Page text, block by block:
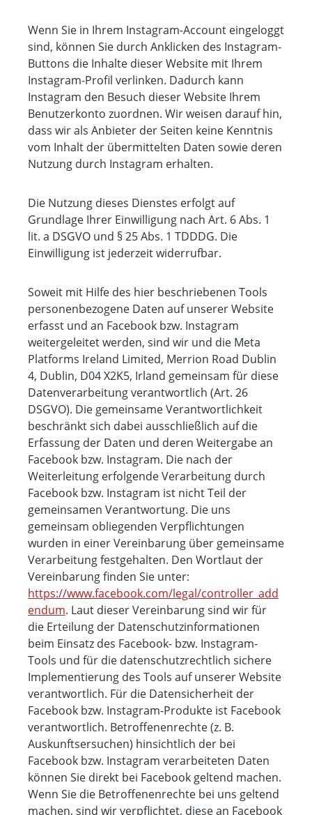
Wenn Sie in Ihrem Instagram-Account eingeloggt
sind, können Sie durch Anklicken des Instagram-
Buttons die Inhalte dieser Website mit Ihrem
Instagram-Profil verlinken. Dadurch kann
Instagram den Besuch dieser Website Ihrem
Benutzerkonto zuordnen. Wir weisen darauf hin,
dass wir als Anbieter der Seiten keine Kenntnis
vom Inhalt der übermittelten Daten sowie deren
Nutzung durch Instagram erhalten.
Die Nutzung dieses Dienstes erfolgt auf
Grundlage Ihrer Einwilligung nach Art. 6 Abs. 1
lit. a DSGVO und § 25 Abs. 1 TDDDG. Die
Einwilligung ist jederzeit widerrufbar.
Soweit mit Hilfe des hier beschriebenen Tools
personenbezogene Daten auf unserer Website
erfasst und an Facebook bzw. Instagram
weitergeleitet werden, sind wir und die Meta
Platforms Ireland Limited, Merrion Road Dublin
4, Dublin, D04 X2K5, Irland gemeinsam für diese
Datenverarbeitung verantwortlich (Art. 26
DSGVO). Die gemeinsame Verantwortlichkeit
beschränkt sich dabei ausschließlich auf die
Erfassung der Daten und deren Weitergabe an
Facebook bzw. Instagram. Die nach der
Weiterleitung erfolgende Verarbeitung durch
Facebook bzw. Instagram ist nicht Teil der
gemeinsamen Verantwortung. Die uns
gemeinsam obliegenden Verpflichtungen
wurden in einer Vereinbarung über gemeinsame
Verarbeitung festgehalten. Den Wortlaut der
Vereinbarung finden Sie unter:
https://www.facebook.com/legal/controller_add
endum. Laut dieser Vereinbarung sind wir für
die Erteilung der Datenschutzinformationen
beim Einsatz des Facebook- bzw. Instagram-
Tools und für die datenschutzrechtlich sichere
Implementierung des Tools auf unserer Website
verantwortlich. Für die Datensicherheit der
Facebook bzw. Instagram-Produkte ist Facebook
verantwortlich. Betroffenenrechte (z. B.
Auskunftsersuchen) hinsichtlich der bei
Facebook bzw. Instagram verarbeiteten Daten
können Sie direkt bei Facebook geltend machen.
Wenn Sie die Betroffenenrechte bei uns geltend
machen, sind wir verpflichtet, diese an Facebook